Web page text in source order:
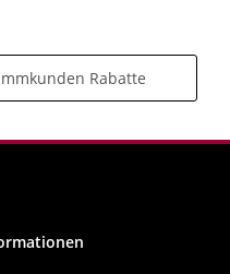
Rabatte